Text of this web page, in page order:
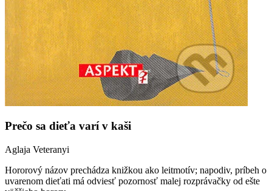
Prečo sa dieťa varí v kaši
Aglaja Veteranyi
Hororový názov prechádza knižkou ako leitmotív; napodiv, príbeh o
uvarenom dieťati má odviesť pozornosť malej rozprávačky od ešte